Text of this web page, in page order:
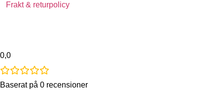
Frakt & returpolicy
0,0
Baserat på 0 recensioner